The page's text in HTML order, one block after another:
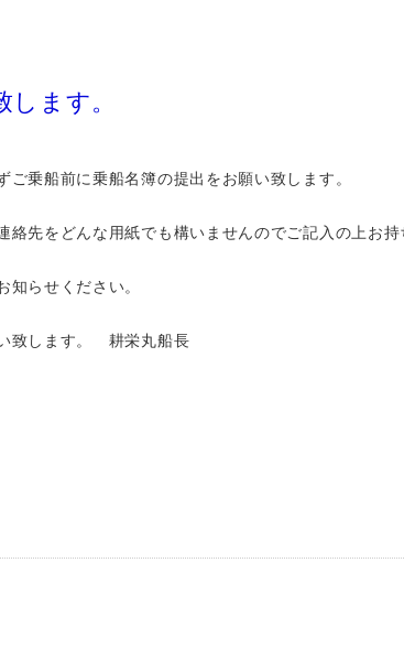
ます。
乗船前に乗船名簿の提出をお願い致します。
先をどんな用紙でも構いませんのでご記入の上お持
らせください。
致します。 耕栄丸船長